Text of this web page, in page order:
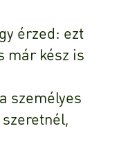
érzed: ezt
már kész is
személyes